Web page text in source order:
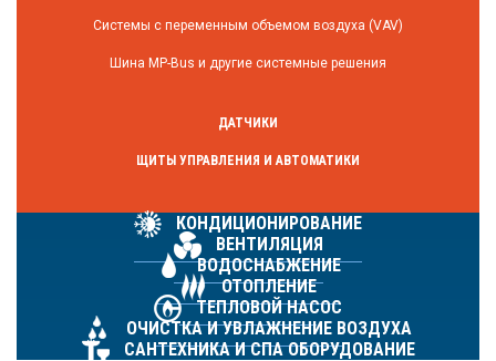
Системы с переменным объемом воздуха (VAV)
Шина MP-Bus и другие системные решения
ДАТЧИКИ
ЩИТЫ УПРАВЛЕНИЯ И АВТОМАТИКИ
КОНДИЦИОНИРОВАНИЕ
ВЕНТИЛЯЦИЯ
ВОДОСНАБЖЕНИЕ
ОТОПЛЕНИЕ
ТЕПЛОВОЙ НАСОС
ОЧИСТКА И УВЛАЖНЕНИЕ ВОЗДУХА
САНТЕХНИКА И СПА ОБОРУДОВАНИЕ